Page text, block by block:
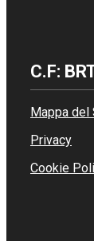
C.F:
Mappa del
Privacy
Cookie